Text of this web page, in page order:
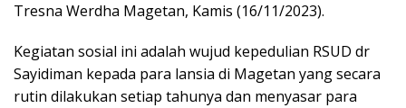
Tresna Werdha Magetan, Kamis (16/11/2023).
Kegiatan sosial ini adalah wujud kepedulian RSUD dr
Sayidiman kepada para lansia di Magetan yang secara
rutin dilakukan setiap tahunya dan menyasar para